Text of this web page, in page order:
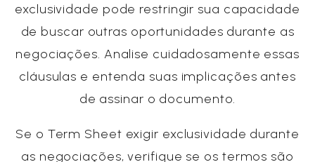
exclusividade pode restringir sua capacidade
de buscar outras oportunidades durante as
negociações. Analise cuidadosamente essas
cláusulas e entenda suas implicações antes
de assinar o documento.
Se o Term Sheet exigir exclusividade durante
as negociações, verifique se os termos são